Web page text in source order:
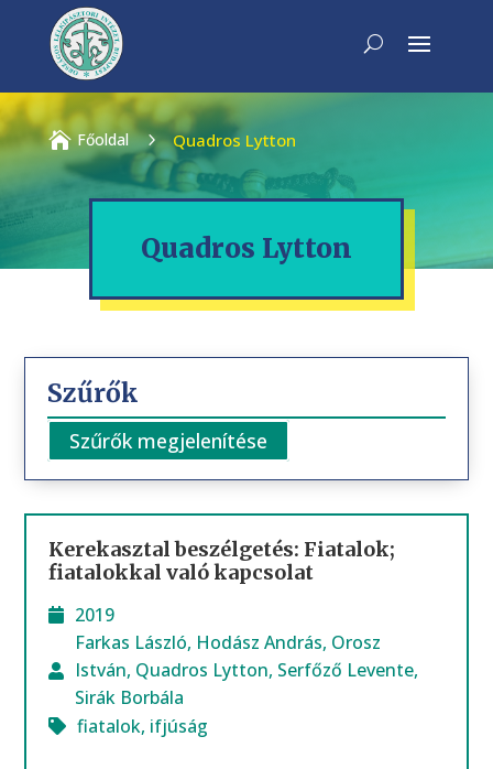
 Főoldal 5 Quadros Lytton
Quadros Lytton
Kerekasztal beszélgetés: Fiatalok;
fiatalokkal való kapcsolat
2019
Farkas László, Hodász András, Orosz
István, Quadros Lytton, Serfőző Levente,
Sirák Borbála
fiatalok, ifjúság
Szűrők
Szűrők megjelenítése